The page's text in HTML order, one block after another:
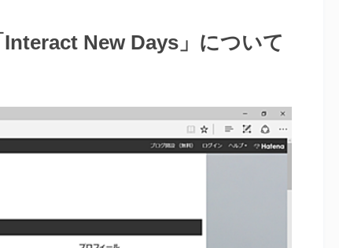
New Days」について